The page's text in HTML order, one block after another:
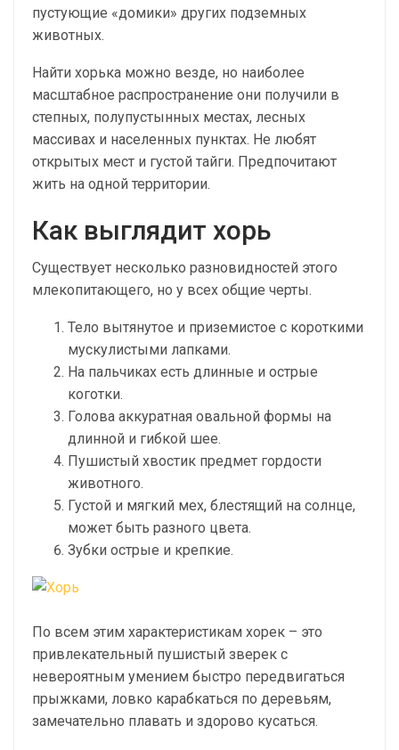
пустующие «домики» других подземных
животных.
Найти хорька можно везде, но наиболее
масштабное распространение они получили в
степных, полупустынных местах, лесных
массивах и населенных пунктах. Не любят
открытых мест и густой тайги. Предпочитают
жить на одной территории.
Как выглядит хорь
Существует несколько разновидностей этого
млекопитающего, но у всех общие черты.
Тело вытянутое и приземистое с короткими
мускулистыми лапками.
На пальчиках есть длинные и острые
коготки.
Голова аккуратная овальной формы на
длинной и гибкой шее.
Пушистый хвостик предмет гордости
животного.
Густой и мягкий мех, блестящий на солнце,
может быть разного цвета.
Зубки острые и крепкие.
По всем этим характеристикам хорек – это
привлекательный пушистый зверек с
невероятным умением быстро передвигаться
прыжками, ловко карабкаться по деревьям,
замечательно плавать и здорово кусаться.